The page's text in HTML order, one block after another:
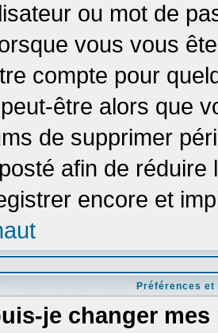
ou mot de
vous vous
compte pour
être alors que
de supprimer
afin de
encore et
Préférences
je changer mes